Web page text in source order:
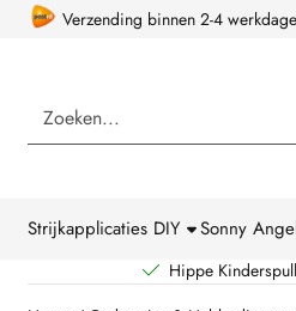
Cookievoorkeuren zijn beschikbaar.
Verzending binnen 2-4
Zoeken
Strijkapplicaties DIY Sonny
Hippe